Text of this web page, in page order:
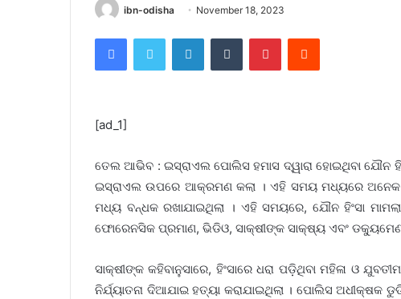
ibn-odisha November 18, 2023
FacebookTwitter LinkedInTumblr PinterestReddit
[ad_1]
ତେଲ ଆଭିବ : ଇସ୍ରାଏଲ ପୋଲିସ ହମାସ ଦ୍ୱାରା ହୋଇଥିବା ଯୌନ
ଇସ୍ରାଏଲ ଉପରେ ଆକ୍ରମଣ କଲା । ଏହି ସମୟ ମଧ୍ୟରେ
ମଧ୍ୟ ବନ୍ଧକ ରଖାଯାଇଥିଲା । ଏହି ସମୟରେ, ଯୌନ ହିଂସା
ଫୋରେନସିକ ପ୍ରମାଣ, ଭିଡିଓ, ସାକ୍ଷୀଙ୍କ ସାକ୍ଷ୍ୟ ଏବଂ
ସାକ୍ଷୀଙ୍କ କହିବାନୁସାରେ, ହିଂସାରେ ଧରା ପଡ଼ିଥିବା ମହିଳା ଓ
ନିର୍ଯ୍ୟାତନା ଦିଆଯାଇ ହତ୍ୟା କରାଯାଇଥିଲା । ପୋଲିସ